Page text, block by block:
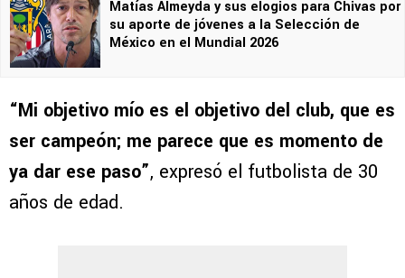
Matías Almeyda y sus elogios para Chivas por
su aporte de jóvenes a la Selección de
México en el Mundial 2026
“Mi objetivo mío es el objetivo del club, que es
ser campeón; me parece que es momento de
ya dar ese paso”, expresó el futbolista de 30
años de edad.